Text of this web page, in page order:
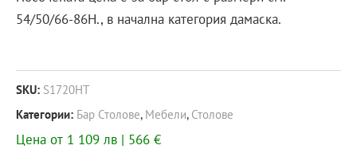
54/50/66-86H., в начална категория дамаска.
SKU: S1720HT
Категории: Бар Столове, Мебели, Столове
Цена от 1 109 лв | 566 €